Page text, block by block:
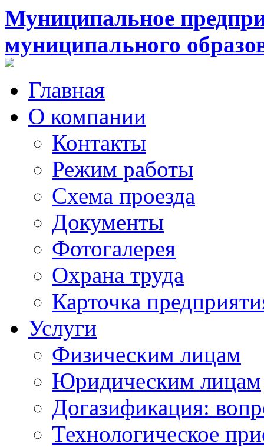
Муниципальное
муниципального
Главная
О компании
Контакты
Режим работы
Схема проезда
Документы
Фотогалерея
Охрана труда
Карточка
Услуги
Физическим лицам
Юридическим лицам
Догазификация:
Технологическое